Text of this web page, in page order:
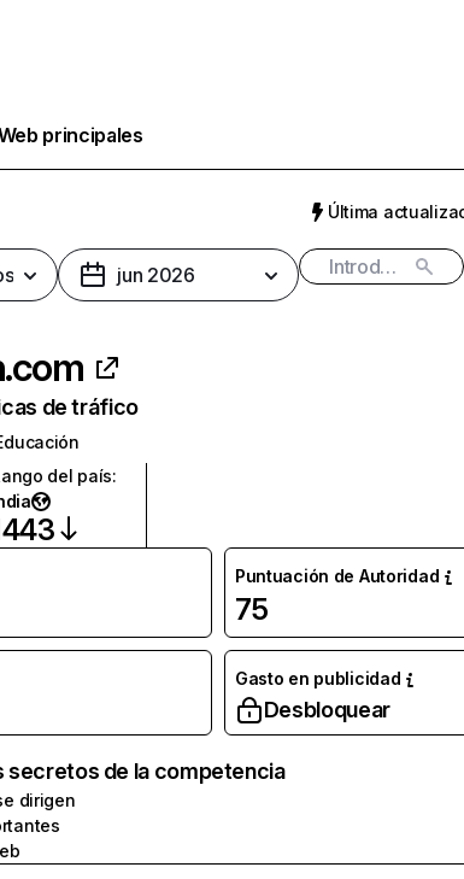
principales
Última
jun 2026
de tráfico
del país:
Puntuación de Autoridad
75
Gasto en publicidad
Desbloquear
secretos de la competencia
dirigen